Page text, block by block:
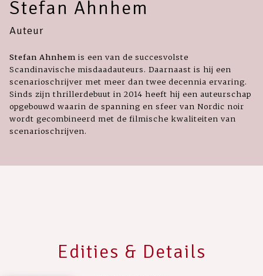
Stefan Ahnhem
Auteur
Stefan Ahnhem is een van de succesvolste
Scandinavische misdaadauteurs. Daarnaast is hij een
scenarioschrijver met meer dan twee decennia ervaring.
Sinds zijn thrillerdebuut in 2014 heeft hij een auteurschap
opgebouwd waarin de spanning en sfeer van Nordic noir
wordt gecombineerd met de filmische kwaliteiten van
scenarioschrijven.
Edities & Details